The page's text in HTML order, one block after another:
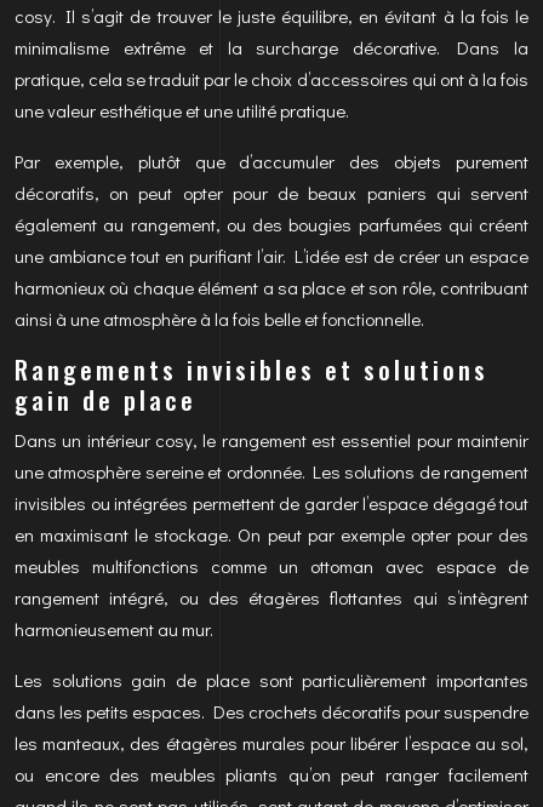
cosy. Il s’agit de trouver le juste équilibre, en évitant à la fois le
minimalisme extrême et la surcharge décorative. Dans la
pratique, cela se traduit par le choix d’accessoires qui ont à la fois
une valeur esthétique et une utilité pratique.
Par exemple, plutôt que d’accumuler des objets purement
décoratifs, on peut opter pour de beaux paniers qui servent
également au rangement, ou des bougies parfumées qui créent
une ambiance tout en purifiant l’air. L’idée est de créer un espace
harmonieux où chaque élément a sa place et son rôle, contribuant
ainsi à une atmosphère à la fois belle et fonctionnelle.
Rangements invisibles et solutions
gain de place
Dans un intérieur cosy, le rangement est essentiel pour maintenir
une atmosphère sereine et ordonnée. Les solutions de rangement
invisibles ou intégrées permettent de garder l’espace dégagé tout
en maximisant le stockage. On peut par exemple opter pour des
meubles multifonctions comme un ottoman avec espace de
rangement intégré, ou des étagères flottantes qui s’intègrent
harmonieusement au mur.
Les solutions gain de place sont particulièrement importantes
dans les petits espaces. Des crochets décoratifs pour suspendre
les manteaux, des étagères murales pour libérer l’espace au sol,
ou encore des meubles pliants qu’on peut ranger facilement